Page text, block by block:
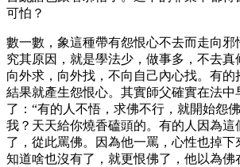
可怕？
數一數，象這種帶有怨恨心不去而走向邪
究其原因，就是學法少，做事多，不去
向外求，向外找，不向自己內心找。有的
結果就產生怨恨心。其實師父確實在法中
了：“有的人不悟，求佛不行，就開始怨
我？天天給你燒香磕頭的。有的人因為這
了，從此罵佛。因為他一罵，心性也掉
知道啥也沒有了，就更恨佛了，他以為佛